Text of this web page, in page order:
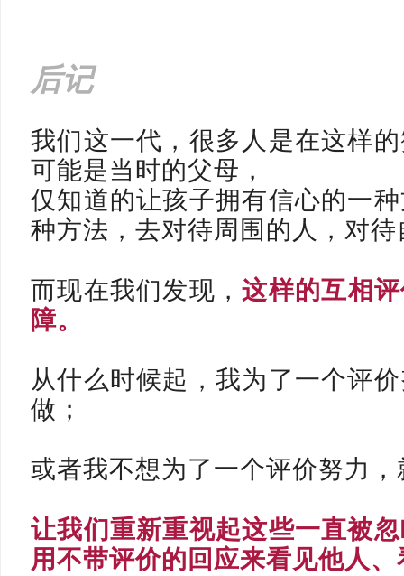
后记
我们这一代，很多人是在这样
可能是当时的父母，
仅知道的让孩子拥有信心的一
种方法，去对待周围的人，对
而现在我们发现，这样的互相
障。
从什么时候起，我为了一个评
做；
或者我不想为了一个评价努力
让我们重新重视起这些一直被
用不带评价的回应来看见他人